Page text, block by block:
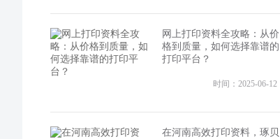
网上打印资料全攻略：从价
格到质量，如何选择靠谱的
打印平台？
时间：2025-06-12
在河南高效打印资料，琢贝